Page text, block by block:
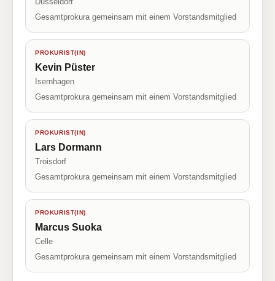
Gesamtprokura gemeinsam mit einem Vorstandsmitglied
PROKURIST(IN)
Kevin Püster
Isernhagen
Gesamtprokura gemeinsam mit einem Vorstandsmitglied
PROKURIST(IN)
Lars Dormann
Troisdorf
Gesamtprokura gemeinsam mit einem Vorstandsmitglied
PROKURIST(IN)
Marcus Suoka
Celle
Gesamtprokura gemeinsam mit einem Vorstandsmitglied